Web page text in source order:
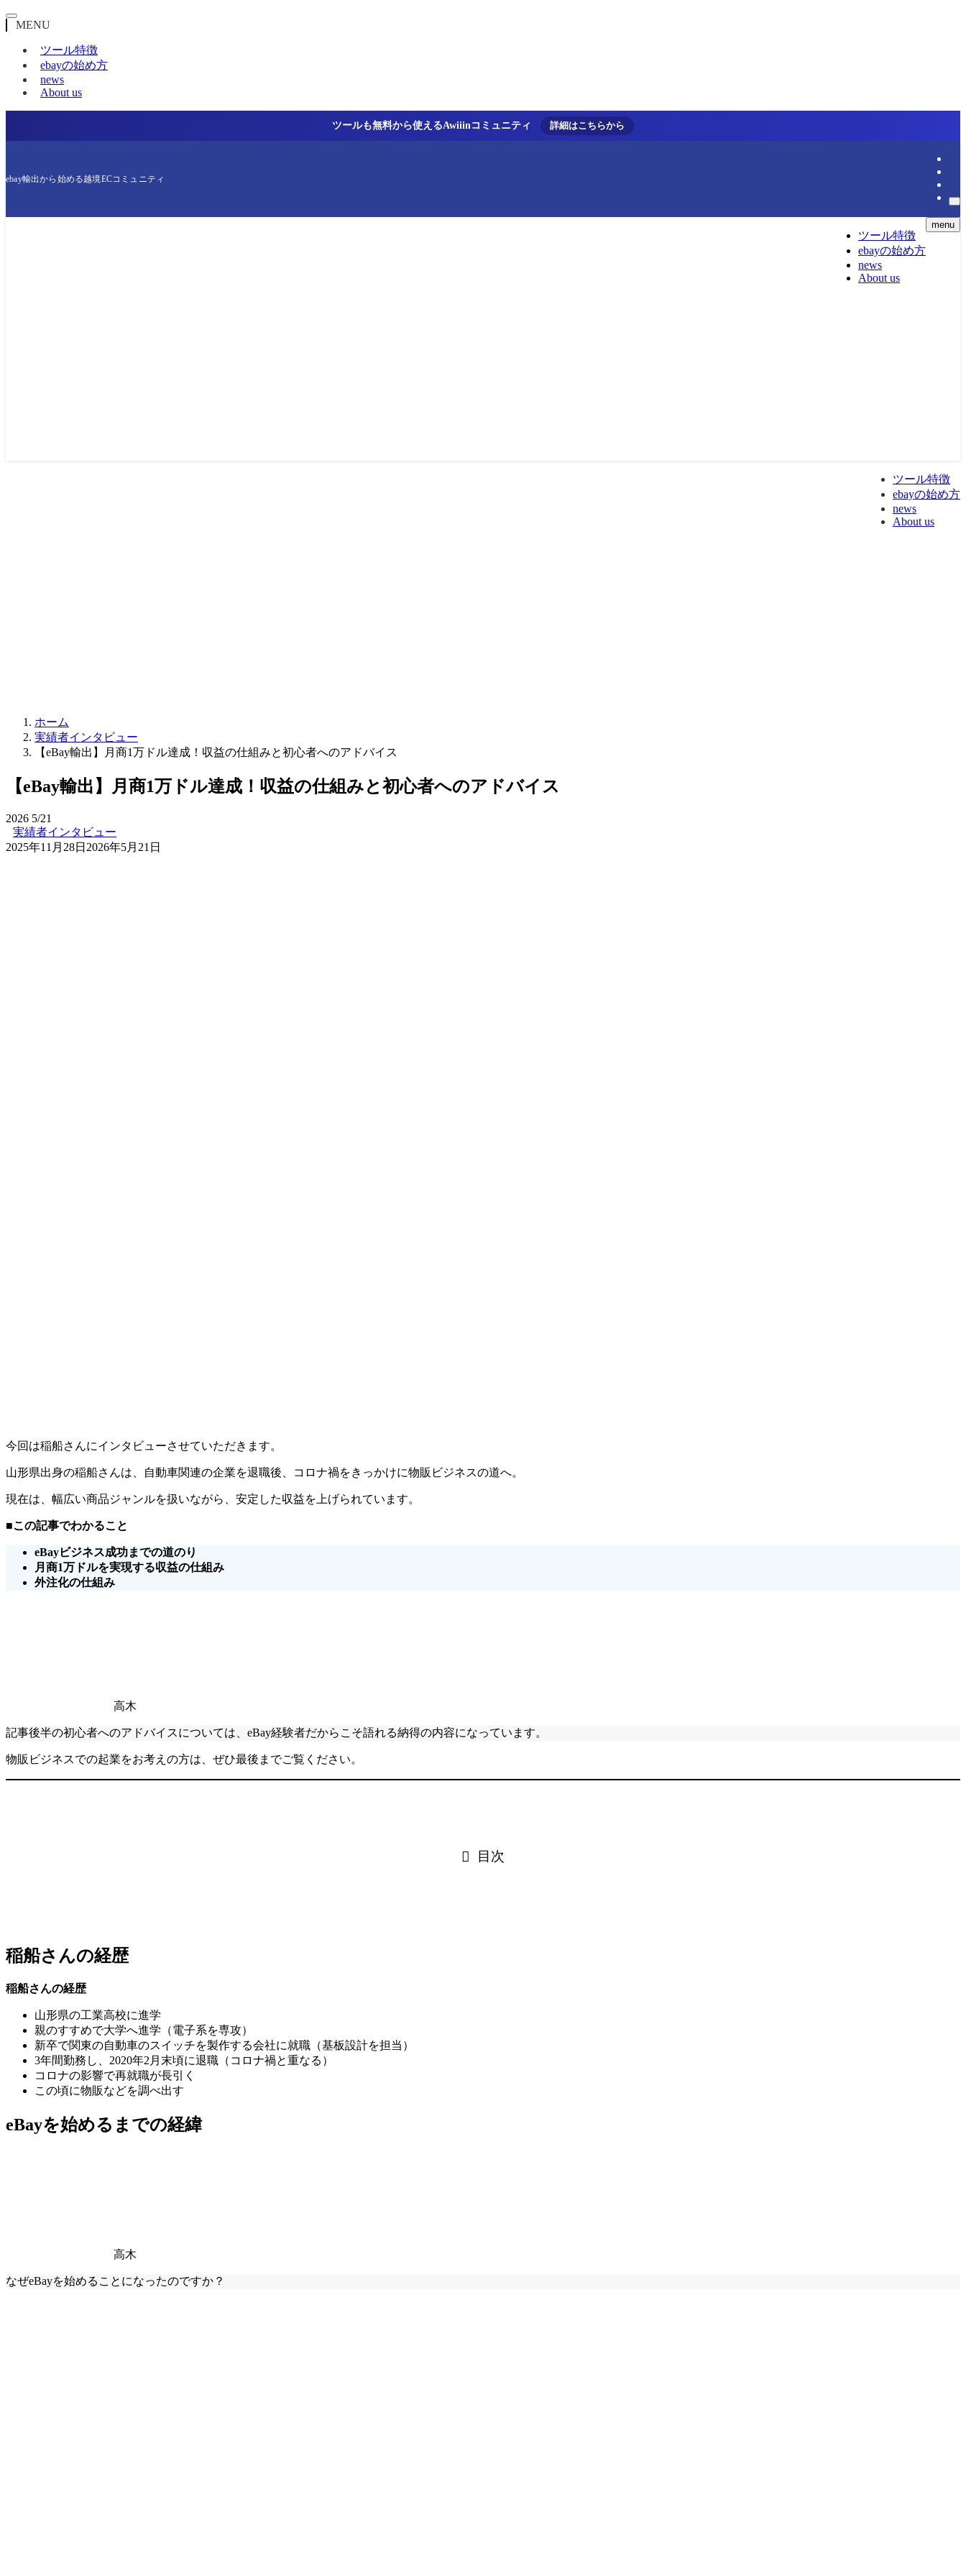
MENU
ツール特徴
ebayの始め方
news
About us
ツールも無料から使えるAwiiinコミュニティ 詳細はこちらから
ebay輸出から始める越境ECコミュニティ
ツール特徴
ebayの始め方
news
About us
menu
ツール特徴
ebayの始め方
news
About us
ホーム
実績者インタビュー
【eBay輸出】月商1万ドル達成！収益の仕組みと初心者へのアドバイス
【eBay輸出】月商1万ドル達成！収益の仕組みと初心者へのアドバイス
2026 5/21
実績者インタビュー
2025年11月28日 2026年5月21日
今回は稲船さんにインタビューさせていただきます。
山形県出身の稲船さんは、自動車関連の企業を退職後、コロナ禍をきっかけに物販ビジネスの道へ。
現在は、幅広い商品ジャンルを扱いながら、安定した収益を上げられています。
■この記事でわかること
eBayビジネス成功までの道のり
月商1万ドルを実現する収益の仕組み
外注化の仕組み
高木
記事後半の初心者へのアドバイスについては、eBay経験者だからこそ語れる納得の内容になっています。
物販ビジネスでの起業をお考えの方は、ぜひ最後までご覧ください。
目次
稲船さんの経歴
稲船さんの経歴
山形県の工業高校に進学
親のすすめで大学へ進学（電子系を専攻）
新卒で関東の自動車のスイッチを製作する会社に就職（基板設計を担当）
3年間勤務し、2020年2月末頃に退職（コロナ禍と重なる）
コロナの影響で再就職が長引く
この頃に物販などを調べ出す
eBayを始めるまでの経緯
高木
なぜeBayを始めることになったのですか？